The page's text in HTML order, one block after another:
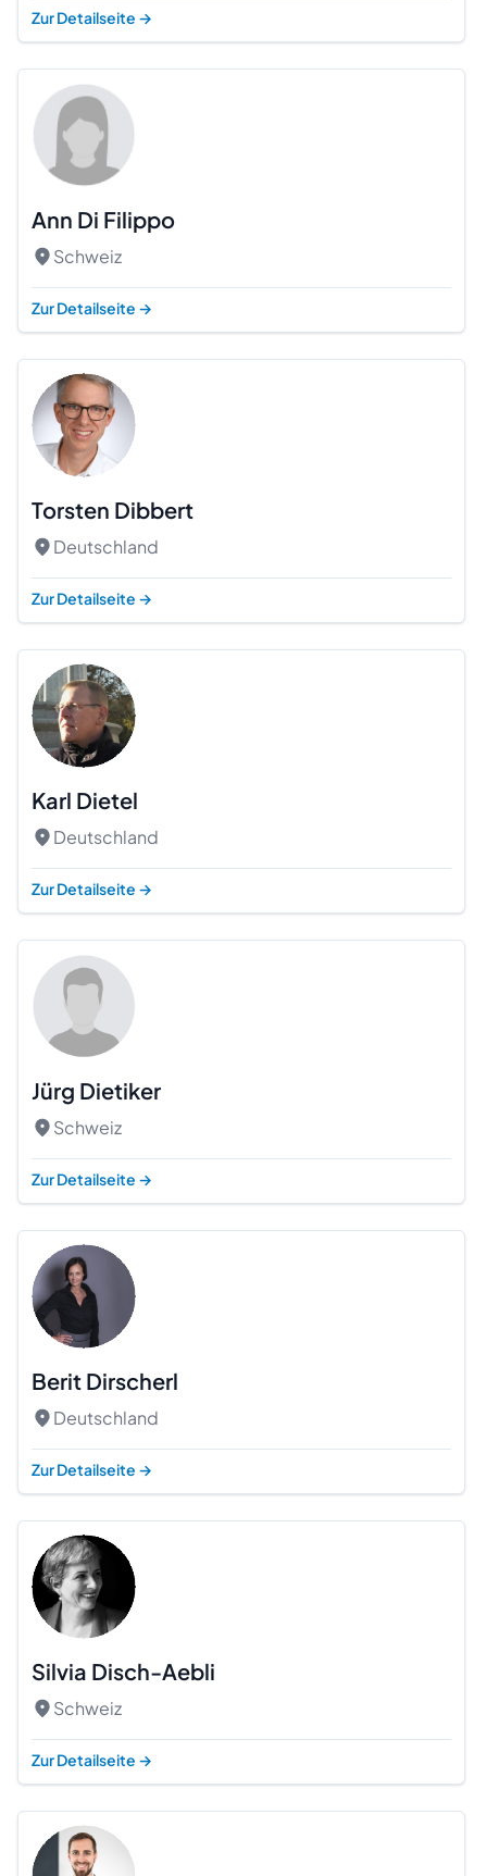
Zur Detailseite →
Ann Di Filippo
Schweiz
Zur Detailseite →
Torsten Dibbert
Deutschland
Zur Detailseite →
Karl Dietel
Deutschland
Zur Detailseite →
Jürg Dietiker
Schweiz
Zur Detailseite →
Berit Dirscherl
Deutschland
Zur Detailseite →
Silvia Disch-Aebli
Schweiz
Zur Detailseite →